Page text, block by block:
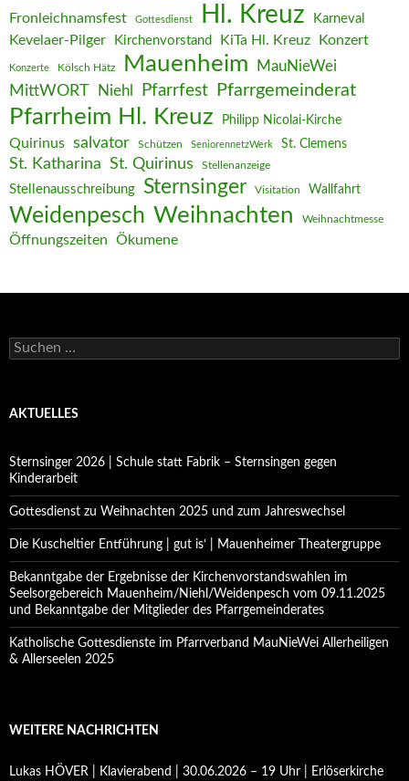
Fronleichnamsfest Gottesdienst Hl. Kreuz Karneval
Kevelaer-Pilger Kirchenvorstand KiTa Hl. Kreuz Konzert
Konzerte Kölsch Hätz Mauenheim MauNieWei
MittWORT Niehl Pfarrfest Pfarrgemeinderat
Pfarrheim Hl. Kreuz Philipp Nicolai-Kirche
Quirinus salvator Schützen SeniorennetzWerk St. Clemens
St. Katharina St. Quirinus Stellenanzeige
Stellenausschreibung Sternsinger Visitation Wallfahrt
Weidenpesch Weihnachten Weihnachtmesse
Öffnungszeiten Ökumene
Suchen
nach:
AKTUELLES
Sternsinger 2026 | Schule statt Fabrik – Sternsingen gegen
Kinderarbeit
Gottesdienst zu Weihnachten 2025 und zum Jahreswechsel
Die Kuscheltier Entführung | gut is‘ | Mauenheimer Theatergruppe
Bekanntgabe der Ergebnisse der Kirchenvorstandswahlen im
Seelsorgebereich Mauenheim/Niehl/Weidenpesch vom 09.11.2025
und Bekanntgabe der Mitglieder des Pfarrgemeinderates
Katholische Gottesdienste im Pfarrverband MauNieWei Allerheiligen
& Allerseelen 2025
WEITERE NACHRICHTEN
Lukas HÖVER | Klavierabend | 30.06.2026 – 19 Uhr | Erlöserkirche